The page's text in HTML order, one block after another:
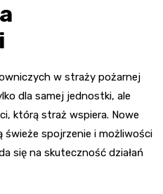
w straży pożarnej
dla samej jednostki, ale
którą straż wspiera. Nowe
spojrzenie i możliwości
się na skuteczność działań